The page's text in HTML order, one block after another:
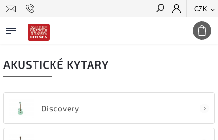
CZK
Hledat
AKUSTICKÉ KYTARY
Discovery